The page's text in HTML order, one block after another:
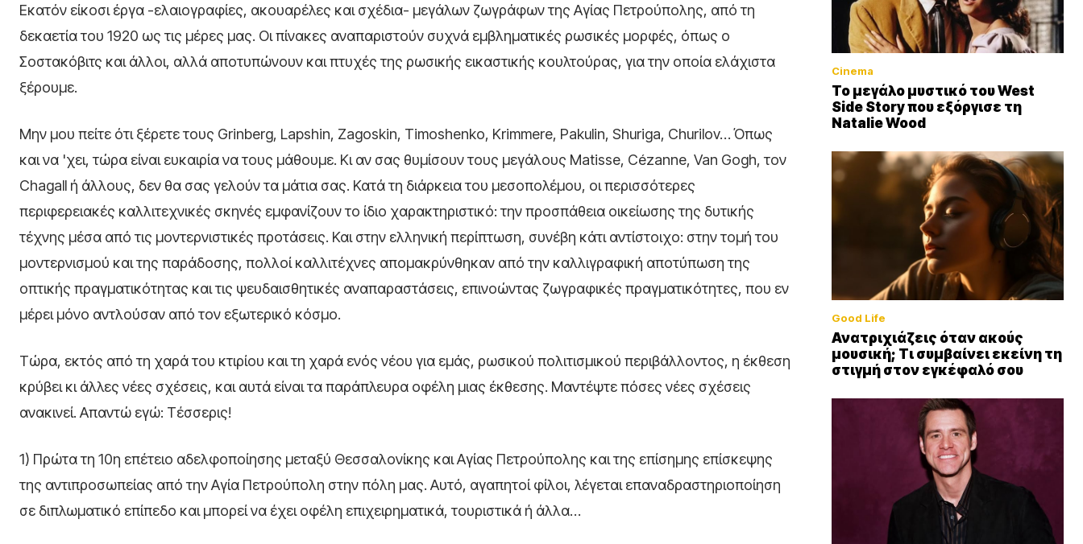
Εκατόν είκοσι έργα -ελαιογραφίες, ακουαρέλες και σχέδια- μεγάλων ζωγράφων της Αγίας Πετρούπολης, από τη
δεκαετία του 1920 ως τις μέρες μας. Οι πίνακες αναπαριστούν συχνά εμβληματικές ρωσικές μορφές, όπως ο
Σοστακόβιτς και άλλοι, αλλά αποτυπώνουν και πτυχές της ρωσικής εικαστικής κουλτούρας, για την οποία ελάχιστα
ξέρουμε.
Μην μου πείτε ότι ξέρετε τους Grinberg, Lapshin, Zagoskin, Timoshenko, Krimmere, Pakulin, Shuriga, Churilov… Όπως
και να 'χει, τώρα είναι ευκαιρία να τους μάθουμε. Κι αν σας θυμίσουν τους μεγάλους Matisse, Cézanne, Van Gogh, τον
Chagall ή άλλους, δεν θα σας γελούν τα μάτια σας. Κατά τη διάρκεια του μεσοπολέμου, οι περισσότερες
περιφερειακές καλλιτεχνικές σκηνές εμφανίζουν το ίδιο χαρακτηριστικό: την προσπάθεια οικείωσης της δυτικής
τέχνης μέσα από τις μοντερνιστικές προτάσεις. Και στην ελληνική περίπτωση, συνέβη κάτι αντίστοιχο: στην τομή του
μοντερνισμού και της παράδοσης, πολλοί καλλιτέχνες απομακρύνθηκαν από την καλλιγραφική αποτύπωση της
οπτικής πραγματικότητας και τις ψευδαισθητικές αναπαραστάσεις, επινοώντας ζωγραφικές πραγματικότητες, που εν
μέρει μόνο αντλούσαν από τον εξωτερικό κόσμο.
Τώρα, εκτός από τη χαρά του κτιρίου και τη χαρά ενός νέου για εμάς, ρωσικού πολιτισμικού περιβάλλοντος, η έκθεση
κρύβει κι άλλες νέες σχέσεις, και αυτά είναι τα παράπλευρα οφέλη μιας έκθεσης. Μαντέψτε πόσες νέες σχέσεις
ανακινεί. Απαντώ εγώ: Τέσσερις!
1) Πρώτα τη 10η επέτειο αδελφοποίησης μεταξύ Θεσσαλονίκης και Αγίας Πετρούπολης και της επίσημης επίσκεψης
της αντιπροσωπείας από την Αγία Πετρούπολη στην πόλη μας. Αυτό, αγαπητοί φίλοι, λέγεται επαναδραστηριοποίηση
σε διπλωματικό επίπεδο και μπορεί να έχει οφέλη επιχειρηματικά, τουριστικά ή άλλα…
Cinema
Το μεγάλο μυστικό του West
Side Story που εξόργισε τη
Natalie Wood
Good Life
Ανατριχιάζεις όταν ακούς
μουσική; Τι συμβαίνει εκείνη τη
στιγμή στον εγκέφαλό σου